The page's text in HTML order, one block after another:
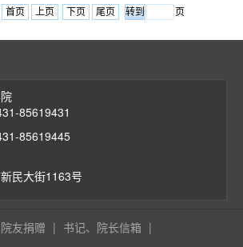
首页 上页 下页 尾页 页
85619431
85619445
民大街1163号
院友捐赠 | 书记、院长信箱 |